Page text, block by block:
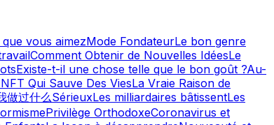
vous aimezMode FondateurLe bon genre
Comment Obtenir de Nouvelles IdéesLe
Existe-t-il une chose telle que le bon goût ?Au-
Qui Sauve Des ViesLa Vraie Raison de
做过什么SérieuxLes milliardaires bâtissentLes
Privilège OrthodoxeCoronavirus et